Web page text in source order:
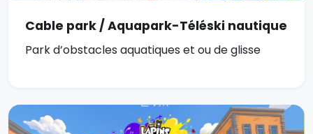
Cable park / Aquapark-Téléski nautique
Park d’obstacles aquatiques et ou de glisse